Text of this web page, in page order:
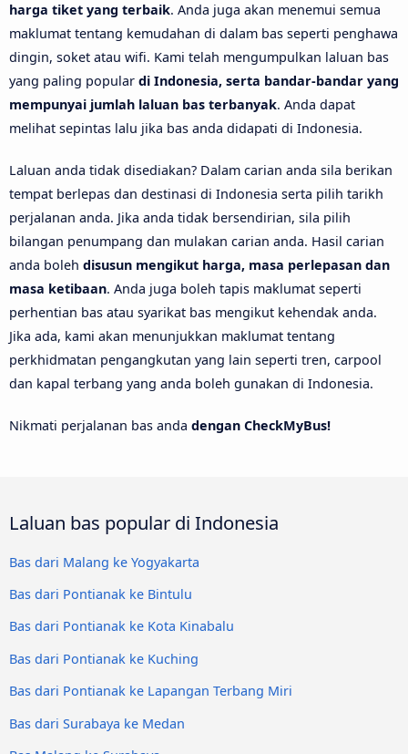
harga tiket yang terbaik. Anda juga akan menemui semua
maklumat tentang kemudahan di dalam bas seperti penghawa
dingin, soket atau wifi. Kami telah mengumpulkan laluan bas
yang paling popular di Indonesia, serta bandar-bandar yang
mempunyai jumlah laluan bas terbanyak. Anda dapat
melihat sepintas lalu jika bas anda didapati di Indonesia.
Laluan anda tidak disediakan? Dalam carian anda sila berikan
tempat berlepas dan destinasi di Indonesia serta pilih tarikh
perjalanan anda. Jika anda tidak bersendirian, sila pilih
bilangan penumpang dan mulakan carian anda. Hasil carian
anda boleh disusun mengikut harga, masa perlepasan dan
masa ketibaan. Anda juga boleh tapis maklumat seperti
perhentian bas atau syarikat bas mengikut kehendak anda.
Jika ada, kami akan menunjukkan maklumat tentang
perkhidmatan pengangkutan yang lain seperti tren, carpool
dan kapal terbang yang anda boleh gunakan di Indonesia.
Nikmati perjalanan bas anda dengan CheckMyBus!
Laluan bas popular di Indonesia
Bas dari Malang ke Yogyakarta
Bas dari Pontianak ke Bintulu
Bas dari Pontianak ke Kota Kinabalu
Bas dari Pontianak ke Kuching
Bas dari Pontianak ke Lapangan Terbang Miri
Bas dari Surabaya ke Medan